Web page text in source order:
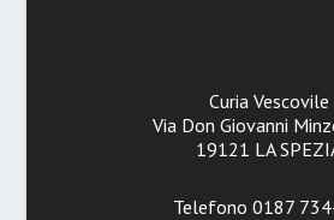
Curia Vescovile
Via Don Giovanni
19121 LA
Telefono 0187